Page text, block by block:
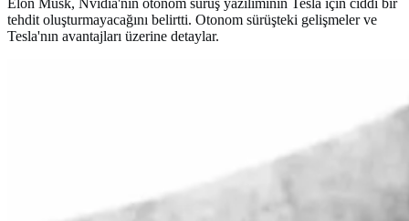
tehdit oluşturmayacağını belirtti. Otonom sürüşteki gelişmeler ve
Tesla'nın avantajları üzerine detaylar.